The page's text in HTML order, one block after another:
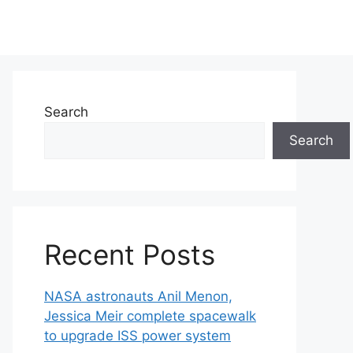
Search
Search
Recent Posts
NASA astronauts Anil Menon,
Jessica Meir complete spacewalk
to upgrade ISS power system